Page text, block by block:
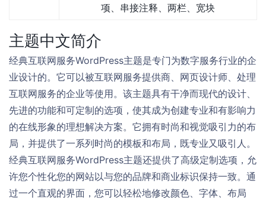
项、串接注释、两栏、宽块
主题中文简介
经典互联网服务WordPress主题是专门为数字服务行业的企
业设计的。它可以被互联网服务提供商、网页设计师、处理
互联网服务的企业等使用。该主题具有干净而现代的设计、
先进的功能和可定制的选项，使其成为创建专业和有影响力
的在线形象的理想解决方案。它拥有时尚和视觉吸引力的布
局，并提供了一系列时尚的模板和布局，既专业又吸引人。
经典互联网服务WordPress主题还提供了高级定制选项，允
许您个性化您的网站以与您的品牌和商业标识保持一致。通
过一个直观的界面，您可以轻松地修改颜色、字体、布局